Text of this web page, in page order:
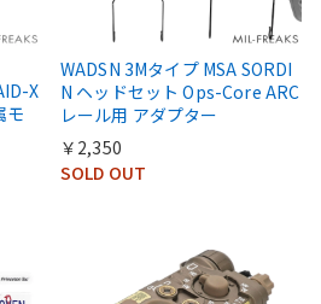
X
モ
WADSN 3Mタイプ MSA SORDI
N ヘッドセット Ops-Core ARC
レール用 アダプター
￥2,350
SOLD OUT